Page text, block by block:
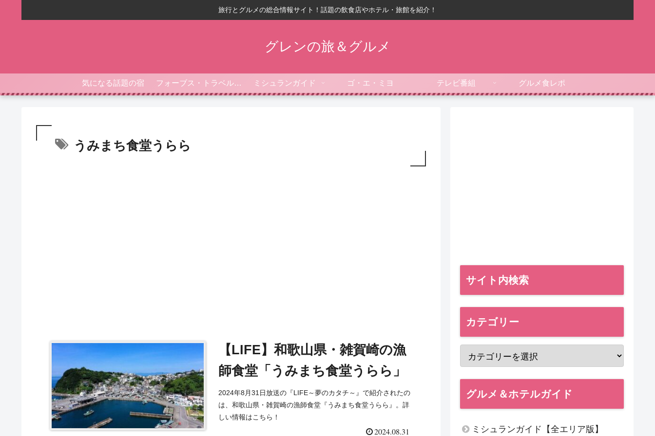
旅行とグルメの総合情報サイト！話題の飲食店やホテル・旅館を紹介！
グレンの旅＆グルメ
気になる話題の宿 フォーブス・トラベルガイド ミシュランガイド ゴ・エ・ミヨ テレビ番組 グルメ食レポ
うみまち食堂うらら
【LIFE】和歌山県・雑賀崎の漁
師食堂「うみまち食堂うらら」
2024年8月31日放送の『LIFE～夢のカタチ～』で紹介されたの
は、和歌山県・雑賀崎の漁師食堂『うみまち食堂うらら』。詳
しい情報はこちら！
2024.08.31
サイト内検索
カテゴリー
グルメ＆ホテルガイド
ミシュランガイド【全エリア版】